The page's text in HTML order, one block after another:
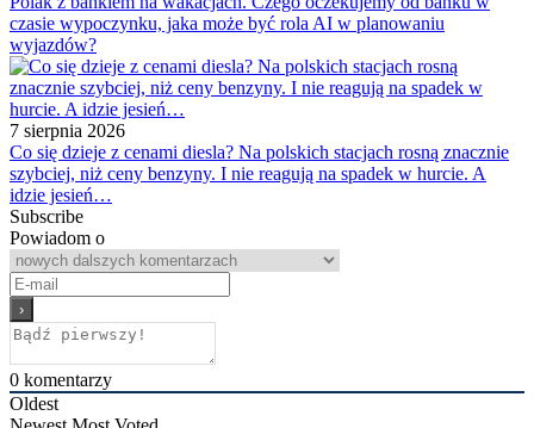
czasie wypoczynku, jaka może być rola AI w planowaniu
wyjazdów?
7 sierpnia 2026
Co się dzieje z cenami diesla? Na polskich stacjach rosną znacznie
szybciej, niż ceny benzyny. I nie reagują na spadek w hurcie. A
idzie jesień…
Subscribe
Powiadom o
0 komentarzy
Oldest